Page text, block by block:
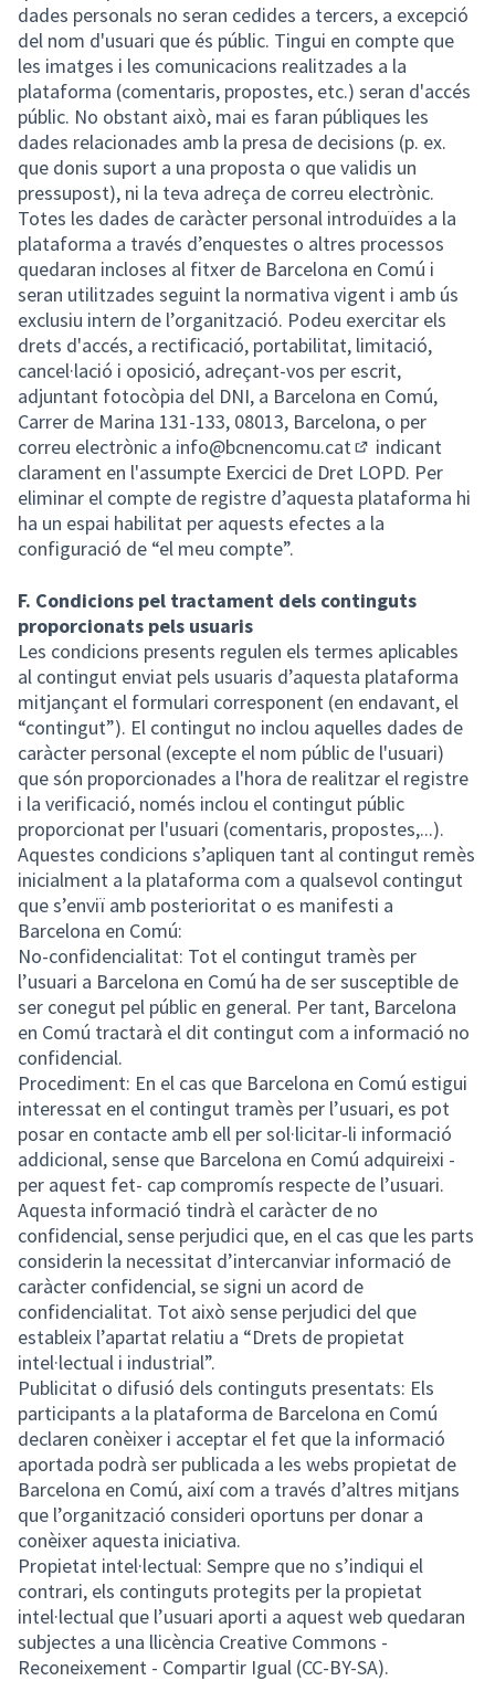
dades personals no seran cedides a tercers, a excepció
del nom d'usuari que és públic. Tingui en compte que
les imatges i les comunicacions realitzades a la
plataforma (comentaris, propostes, etc.) seran d'accés
públic. No obstant això, mai es faran públiques les
dades relacionades amb la presa de decisions (p. ex.
que donis suport a una proposta o que validis un
pressupost), ni la teva adreça de correu electrònic.
Totes les dades de caràcter personal introduïdes a la
plataforma a través d’enquestes o altres processos
quedaran incloses al fitxer de Barcelona en Comú i
seran utilitzades seguint la normativa vigent i amb ús
exclusiu intern de l’organització. Podeu exercitar els
drets d'accés, a rectificació, portabilitat, limitació,
cancel·lació i oposició, adreçant-vos per escrit,
adjuntant fotocòpia del DNI, a Barcelona en Comú,
Carrer de Marina 131-133, 08013, Barcelona, o per
correu electrònic a info@bcnencomu.cat
(Obrir en una
indicant
clarament en l'assumpte Exercici de Dret LOPD. Per
eliminar el compte de registre d’aquesta plataforma hi
ha un espai habilitat per aquests efectes a la
configuració de “el meu compte”.
F. Condicions pel tractament dels continguts
proporcionats pels usuaris
Les condicions presents regulen els termes aplicables
al contingut enviat pels usuaris d’aquesta plataforma
mitjançant el formulari corresponent (en endavant, el
“contingut”). El contingut no inclou aquelles dades de
caràcter personal (excepte el nom públic de l'usuari)
que són proporcionades a l'hora de realitzar el registre
i la verificació, només inclou el contingut públic
proporcionat per l'usuari (comentaris, propostes,...).
Aquestes condicions s’apliquen tant al contingut remès
inicialment a la plataforma com a qualsevol contingut
que s’enviï amb posterioritat o es manifesti a
Barcelona en Comú:
No-confidencialitat: Tot el contingut tramès per
l’usuari a Barcelona en Comú ha de ser susceptible de
ser conegut pel públic en general. Per tant, Barcelona
en Comú tractarà el dit contingut com a informació no
confidencial.
Procediment: En el cas que Barcelona en Comú estigui
interessat en el contingut tramès per l’usuari, es pot
posar en contacte amb ell per sol·licitar-li informació
addicional, sense que Barcelona en Comú adquireixi -
per aquest fet- cap compromís respecte de l’usuari.
Aquesta informació tindrà el caràcter de no
confidencial, sense perjudici que, en el cas que les parts
considerin la necessitat d’intercanviar informació de
caràcter confidencial, se signi un acord de
confidencialitat. Tot això sense perjudici del que
estableix l’apartat relatiu a “Drets de propietat
intel·lectual i industrial”.
Publicitat o difusió dels continguts presentats: Els
participants a la plataforma de Barcelona en Comú
declaren conèixer i acceptar el fet que la informació
aportada podrà ser publicada a les webs propietat de
Barcelona en Comú, així com a través d’altres mitjans
que l’organització consideri oportuns per donar a
conèixer aquesta iniciativa.
Propietat intel·lectual: Sempre que no s’indiqui el
contrari, els continguts protegits per la propietat
intel·lectual que l’usuari aporti a aquest web quedaran
subjectes a una llicència Creative Commons -
Reconeixement - Compartir Igual (CC-BY-SA).